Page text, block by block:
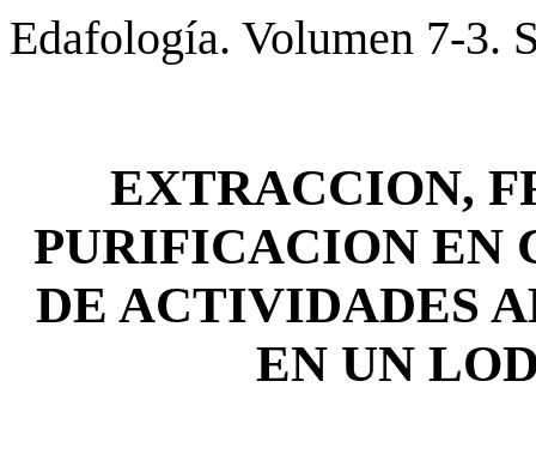
Edafología. Volumen 7-3.
EXTRACCION,
PURIFICACION EN
DE ACTIVIDADES
EN UN